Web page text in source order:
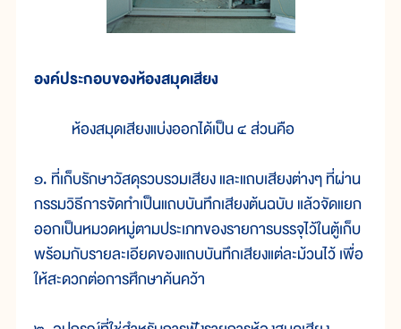
องค์ประกอบของห้องสมุดเสียง
ห้องสมุดเสียงแบ่งออกได้เป็น ๔ ส่วนคือ
๑. ที่เก็บรักษาวัสดุรวบรวมเสียง และแถบเสียงต่างๆ ที่ผ่าน
กรรมวิธีการจัดทำเป็นแถบบันทึกเสียงต้นฉบับ แล้วจัดแยก
ออกเป็นหมวดหมู่ตามประเภทของรายการบรรจุไว้ในตู้เก็บ
พร้อมกับรายละเอียดของแถบบันทึกเสียงแต่ละม้วนไว้ เพื่อ
ให้สะดวกต่อการศึกษาค้นคว้า